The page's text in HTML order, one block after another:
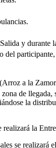
y durante
del
a la
de llegada,
la
realizará la
se realizará